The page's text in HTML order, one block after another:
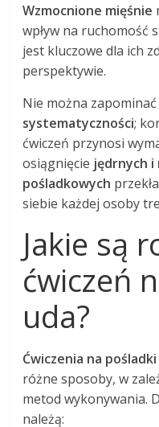
Wzmocnione mięśnie
wpływ na ruchomość
jest kluczowe dla ich
perspektywie.
Nie można
systematyczności;
ćwiczeń przynosi
osiągnięcie jędrnych i
pośladkowych
siebie każdej osoby
Jakie są
ćwiczeń
uda?
Ćwiczenia na
różne sposoby, w
metod wykonywania.
należą: